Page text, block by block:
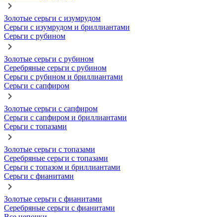
Золотые серьги с изумрудом
Серьги с изумрудом и бриллиантами
Серьги с рубином
Золотые серьги с рубином
Серебряные серьги с рубином
Серьги с рубином и бриллиантами
Серьги с сапфиром
Золотые серьги с сапфиром
Серьги с сапфиром и бриллиантами
Серьги с топазами
Золотые серьги с топазами
Серебряные серьги с топазами
Серьги с топазом и бриллиантами
Серьги с фианитами
Золотые серьги с фианитами
Серебряные серьги с фианитами